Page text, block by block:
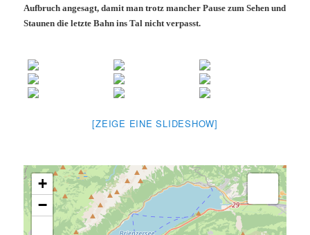
Aufbruch angesagt, damit man trotz mancher Pause zum Sehen und
Staunen die letzte Bahn ins Tal nicht verpasst.
[ZEIGE EINE SLIDESHOW]
+
−